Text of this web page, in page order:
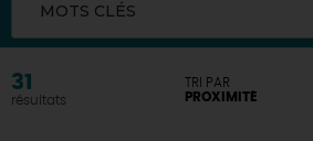
MOTS CLÉS
31
résultats
TRI PAR
PROXIMITÉ